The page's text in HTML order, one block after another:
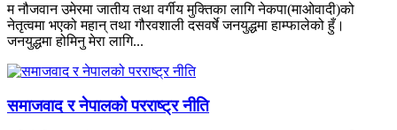
म नौजवान उमेरमा जातीय तथा वर्गीय मुक्तिका लागि नेकपा(माओवादी)को
नेतृत्वमा भएको महान् तथा गौरवशाली दसवर्षे जनयुद्धमा हाम्फालेको हुँ।
जनयुद्धमा होमिनु मेरा लागि...
समाजवाद र नेपालको परराष्ट्र नीति